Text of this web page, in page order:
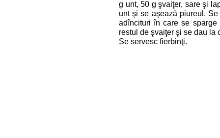
g unt, 50 g şvaiţer, sare şi
unt şi se aşează piureul.
adîncituri în care se
restul de şvaiţer şi se dau la
Se servesc fierbinţi.